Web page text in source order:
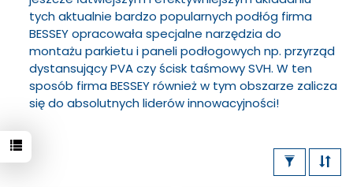
tych aktualnie bardzo popularnych podłóg firma
BESSEY opracowała specjalne narzędzia do
montażu parkietu i paneli podłogowych np. przyrząd
dystansujący PVA czy ścisk taśmowy SVH. W ten
sposób firma BESSEY również w tym obszarze zalicza
się do absolutnych liderów innowacyjności!